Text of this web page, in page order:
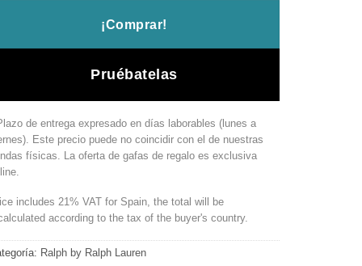
¡Comprar!
Pruébatelas
de entrega expresado en días laborables (lunes a
Este precio puede no coincidir con el de nuestras
físicas. La oferta de gafas de regalo es exclusiva
includes 21% VAT for Spain, the total will be
according to the tax of the buyer's country.
Ralph by Ralph Lauren